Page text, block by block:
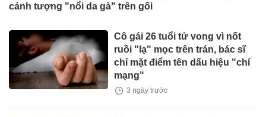
cảnh tượng "nổi da gà" trên gối
Cô gái 26 tuổi tử vong vì nốt
ruồi "lạ" mọc trên trán, bác sĩ
chỉ mặt điểm tên dấu hiệu "chí
mạng"
3 ngày trước